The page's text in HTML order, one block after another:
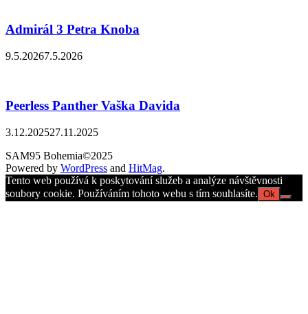
Admirál 3 Petra Knoba
9.5.20267.5.2026
Peerless Panther Vaška Davida
3.12.202527.11.2025
SAM95 Bohemia©2025
Powered by WordPress and HitMag.
Tento web používá k poskytování služeb a analýze návštěvnosti
soubory cookie. Používáním tohoto webu s tím souhlasíte. Ok